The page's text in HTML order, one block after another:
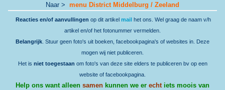
Naar > menu District Middelburg / Zeeland
Reacties en/of aanvullingen op dit artikel mail het ons. Wel graag de naam v/h
artikel en/of het fotonummer vermelden.
Belangrijk . Stuur geen foto's uit boeken, facebookpagina's of websites in. Deze
mogen wij niet publiceren.
Het is niet toegestaan om foto's van deze site elders te publiceren bv op een
website of facebookpagina.
Help ons want alleen samen kunnen we er echtiets moois van